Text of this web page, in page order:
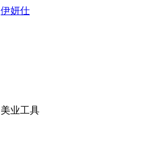
伊妍仕
美业工具